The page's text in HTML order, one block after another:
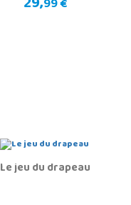
99 €
Le jeu du drapeau